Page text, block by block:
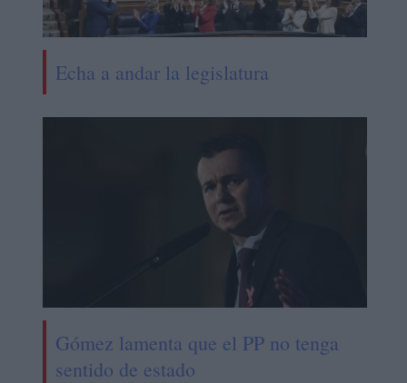
Echa a andar la legislatura
Gómez lamenta que el PP no tenga
sentido de estado